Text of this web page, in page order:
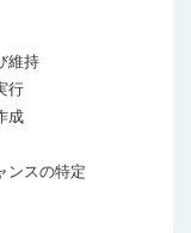
維持
行
成
ンスの特定